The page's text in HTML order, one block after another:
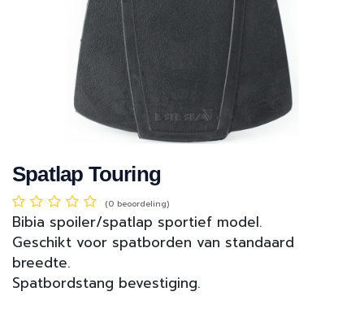
Spatlap Touring
(0 beoordeling)
Bibia spoiler/spatlap sportief model.
Geschikt voor spatborden van standaard
breedte.
Spatbordstang bevestiging.